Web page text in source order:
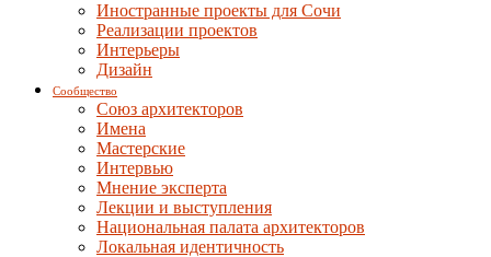
Иностранные проекты для Сочи
Реализации проектов
Интерьеры
Дизайн
Сообщество
Союз архитекторов
Имена
Мастерские
Интервью
Мнение эксперта
Лекции и выступления
Национальная палата архитекторов
Локальная идентичность